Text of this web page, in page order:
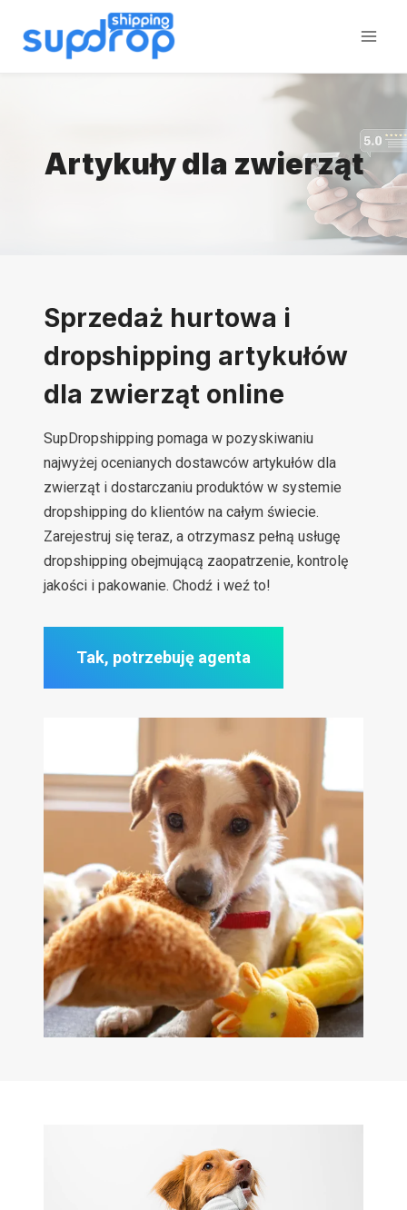
Artykuły dla zwierząt
Sprzedaż hurtowa i
dropshipping artykułów
dla zwierząt online
SupDropshipping pomaga w pozyskiwaniu
najwyżej ocenianych dostawców artykułów dla
zwierząt i dostarczaniu produktów w systemie
dropshipping do klientów na całym świecie.
Zarejestruj się teraz, a otrzymasz pełną usługę
dropshipping obejmującą zaopatrzenie, kontrolę
jakości i pakowanie. Chodź i weź to!
Tak, potrzebuję agenta